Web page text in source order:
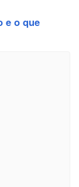
e o que